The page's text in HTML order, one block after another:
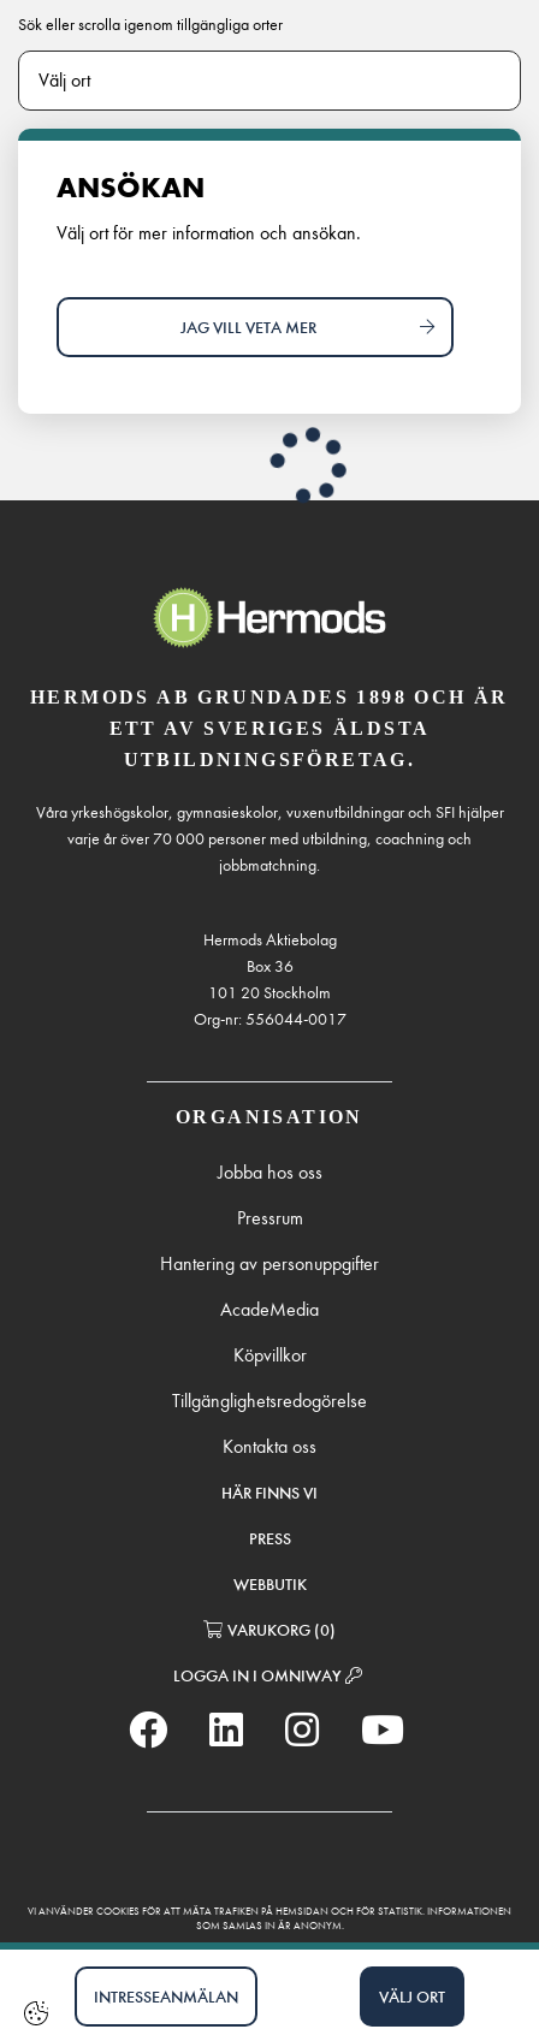
Sök eller scrolla igenom tillgängliga orter
ANSÖKAN
Välj ort för mer information och ansökan.
JAG VILL VETA MER
INTRESSEANMÄLAN VÄLJ ORT
HERMODS AB GRUNDADES 1898 OCH ÄR
ETT AV SVERIGES ÄLDSTA
UTBILDNINGSFÖRETAG.
Våra yrkeshögskolor, gymnasieskolor, vuxenutbildningar och SFI hjälper
varje år över 70 000 personer med utbildning, coachning och
jobbmatchning.
Hermods Aktiebolag
Box 36
101 20 Stockholm
Org-nr: 556044-0017
ORGANISATION
Jobba hos oss
Pressrum
Hantering av personuppgifter
AcadeMedia
Köpvillkor
Tillgänglighetsredogörelse
Kontakta oss
HÄR FINNS VI
PRESS
WEBBUTIK
VARUKORG (0)
LOGGA IN I OMNIWAY
VI ANVÄNDER COOKIES FÖR ATT MÄTA TRAFIKEN PÅ HEMSIDAN OCH FÖR STATISTIK. INFORMATIONEN
SOM SAMLAS IN ÄR ANONYM.